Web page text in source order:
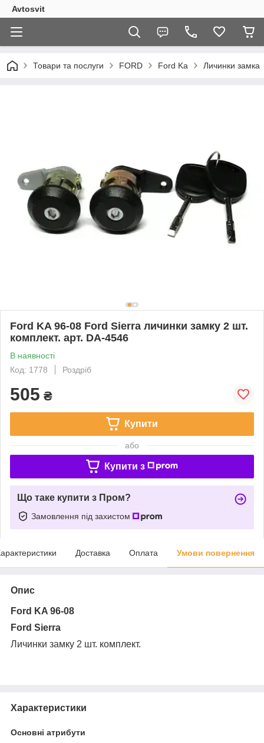
Avtosvit
Товари та послуги FORD Ford Ka Личинки замка
Ford KA 96-08 Ford Sierra личинки замку 2 шт.
комплект. арт. DA-4546
В наявності
Код: 1778
Роздріб
505 ₴
Купити
або
Купити з
Що таке купити з Пром?
Замовлення під захистом
Доставка Оплата Умови повернення
Опис
Ford KA 96-08
Ford Sierra
Личинки замку 2 шт. комплект.
Характеристики
Основні атрибути